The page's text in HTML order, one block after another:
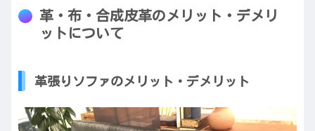
革・布・合成皮革のメリット・デメリ
ットについて
革張りソファのメリット・デメリット